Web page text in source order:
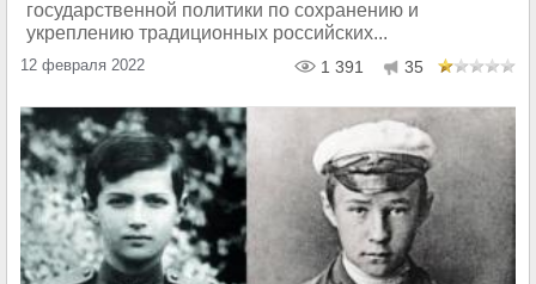
государственной политики по сохранению и
укреплению традиционных российских...
12 февраля 2022 1 391 35